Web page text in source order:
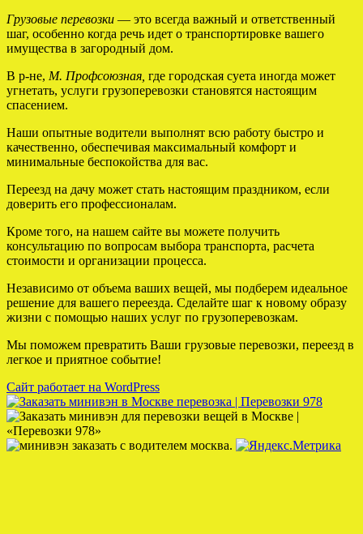
Грузовые перевозки — это всегда важный и ответственный
шаг, особенно когда речь идет о транспортировке вашего
имущества в загородный дом.
В р-не, М. Профсоюзная, где городская суета иногда может
угнетать, услуги грузоперевозки становятся настоящим
спасением.
Наши опытные водители выполнят всю работу быстро и
качественно, обеспечивая максимальный комфорт и
минимальные беспокойства для вас.
Переезд на дачу может стать настоящим праздником, если
доверить его профессионалам.
Кроме того, на нашем сайте вы можете получить
консультацию по вопросам выбора транспорта, расчета
стоимости и организации процесса.
Независимо от объема ваших вещей, мы подберем идеальное
решение для вашего переезда. Сделайте шаг к новому образу
жизни с помощью наших услуг по грузоперевозкам.
Мы поможем превратить Ваши грузовые перевозки, переезд в
легкое и приятное событие!
Сайт работает на WordPress